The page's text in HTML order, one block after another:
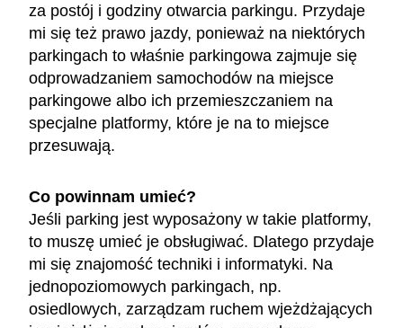
za postój i godziny otwarcia parkingu. Przydaje
mi się też prawo jazdy, ponieważ na niektórych
parkingach to właśnie parkingowa zajmuje się
odprowadzaniem samochodów na miejsce
parkingowe albo ich przemieszczaniem na
specjalne platformy, które je na to miejsce
przesuwają.
Co powinnam umieć?
Jeśli parking jest wyposażony w takie platformy,
to muszę umieć je obsługiwać. Dlatego przydaje
mi się znajomość techniki i informatyki. Na
jednopoziomowych parkingach, np.
osiedlowych, zarządzam ruchem wjeżdżających